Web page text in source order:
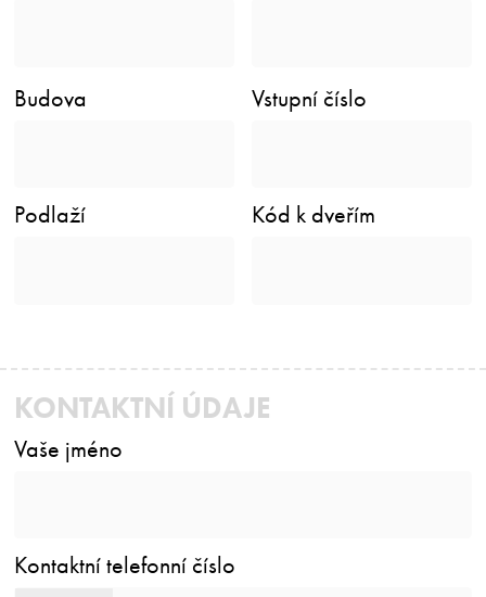
Budova Vstupní číslo
Podlaží Kód k dveřím
KONTAKTNÍ ÚDAJE
Vaše jméno
Kontaktní telefonní číslo